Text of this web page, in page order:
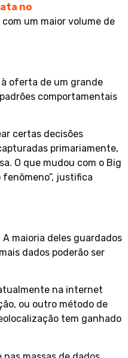
no
um maior volume de
à oferta de um grande
comportamentais
certas decisões
primariamente,
O que mudou com o Big
fenômeno”, justifica
maioria deles guardados
dados poderão ser
na internet
ou outro método de
tem ganhado